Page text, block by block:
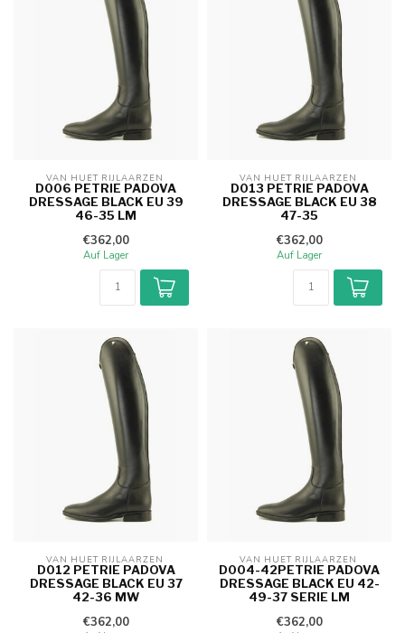
VAN HUET RIJLAARZEN
D006 PETRIE PADOVA
DRESSAGE BLACK EU 39
46-35 LM
€362,00
Auf Lager
VAN HUET RIJLAARZEN
D013 PETRIE PADOVA
DRESSAGE BLACK EU 38
47-35
€362,00
Auf Lager
VAN HUET RIJLAARZEN
D012 PETRIE PADOVA
DRESSAGE BLACK EU 37
42-36 MW
€362,00
VAN HUET RIJLAARZEN
D004-42PETRIE PADOVA
DRESSAGE BLACK EU 42-
49-37 SERIE LM
€362,00